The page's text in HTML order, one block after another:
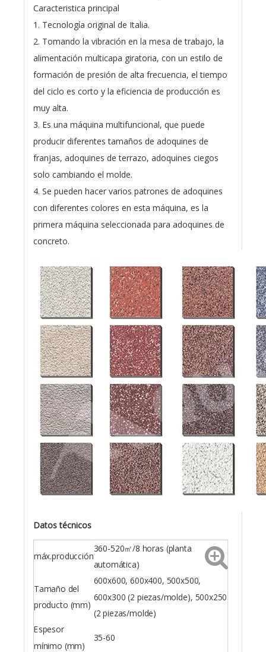
Caracteristica principal
1. Tecnología original de Italia.
2. Tomando la vibración en la mesa de trabajo, la
alimentación multicapa giratoria, con un estilo de
formación de presión de alta frecuencia, el tiempo
del ciclo es corto y la eficiencia de producción es
muy alta.
3. Es una máquina multifuncional, que puede
producir diferentes tamaños de adoquines de
franjas, adoquines de terrazo, adoquines ciegos
solo cambiando el molde.
4. Se pueden hacer varios patrones de adoquines
con diferentes colores en esta máquina, es la
primera máquina seleccionada para adoquines de
concreto.
Datos técnicos
máx.producción
360-520㎡/8 horas (planta
automática)
Tamaño del
producto (mm)
600x600, 600x400, 500x500,
600x300 (2 piezas/molde), 500x250
(2 piezas/molde)
Espesor
mínimo (mm)
35-60